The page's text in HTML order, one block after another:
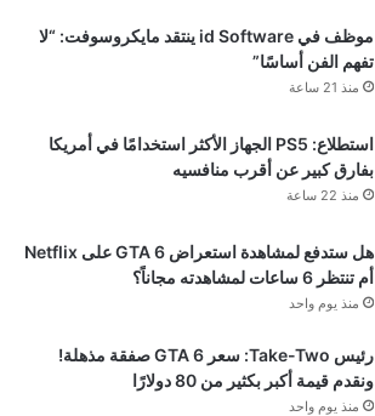
موظف في id Software ينتقد مايكروسوفت: “لا
تفهم الفن أساسًا”
منذ 21 ساعة
استطلاع: PS5 الجهاز الأكثر استخدامًا في أمريكا
بفارق كبير عن أقرب منافسيه
منذ 22 ساعة
هل ستدفع لمشاهدة استعراض GTA 6 على Netflix
أم تنتظر 6 ساعات لمشاهدته مجاناً؟
منذ يوم واحد
رئيس Take-Two: سعر GTA 6 صفقة مذهلة!
ونقدم قيمة أكبر بكثير من 80 دولارًا
منذ يوم واحد